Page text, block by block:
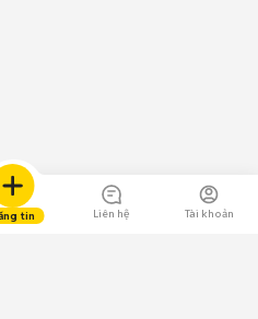
tin Liên hệ Tài khoản